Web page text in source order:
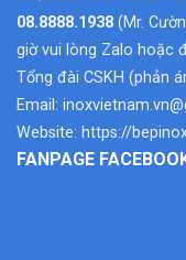
08.8888.1938 (Mr.
giờ vui lòng Zalo hoặc
Tổng đài CSKH (phản
Email:
Website: https://
FANPAGE